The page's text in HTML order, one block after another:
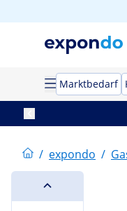
Marktbedarf
/ expondo /